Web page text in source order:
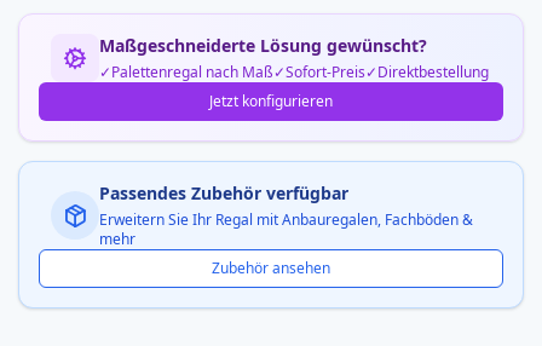
Maßgeschneiderte Lösung gewünscht?
Palettenregal nach Maß Sofort-Preis
Direktbestellung
Jetzt konfigurieren
Passendes Zubehör verfügbar
Erweitern Sie Ihr Regal mit Anbauregalen, Fachböden &
mehr
Zubehör ansehen